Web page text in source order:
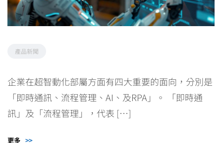
產品新聞
企業在超智動化部屬方面有四大重要的面向，分別是
「即時通訊、流程管理、AI、及RPA」。 「即時通
訊」及「流程管理」，代表 […]
更多 >>